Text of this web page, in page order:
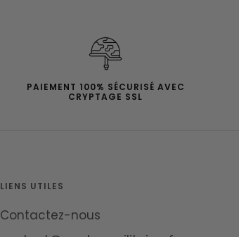
PAIEMENT 100% SÉCURISÉ AVEC
CRYPTAGE SSL
LIENS UTILES
Contactez-nous